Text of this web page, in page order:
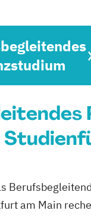
am Main